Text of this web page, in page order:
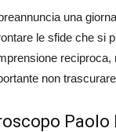
una
le sfide che si
reciproca,
non
Paolo